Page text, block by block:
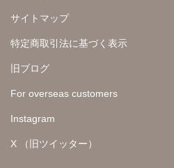
サイトマップ
特定商取引法に基づく表示
旧ブログ
For overseas customers
Instagram
X （旧ツイッター）